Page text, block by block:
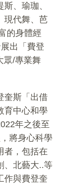
、瑜珈、
現代舞、芭
的身體經
出「費登
眾/專業舞
奎斯「出借
育中心和學
年之後至
將身心科學
者，包括在
、北藝大..等
作與費登奎